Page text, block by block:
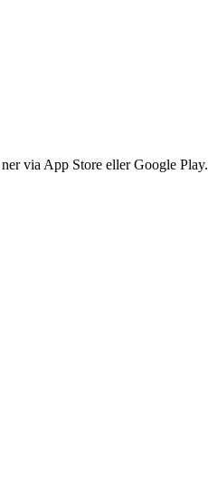
via App Store eller Google Play.